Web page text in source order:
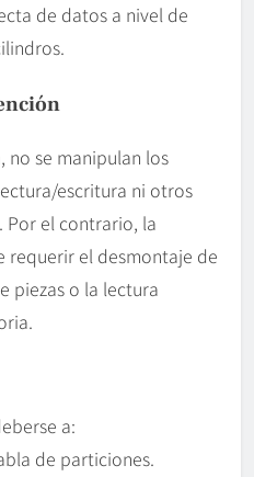
de datos a nivel de
, no se manipulan los
escritura ni otros
Por el contrario, la
requerir el desmontaje de
piezas o la lectura
a:
de particiones.